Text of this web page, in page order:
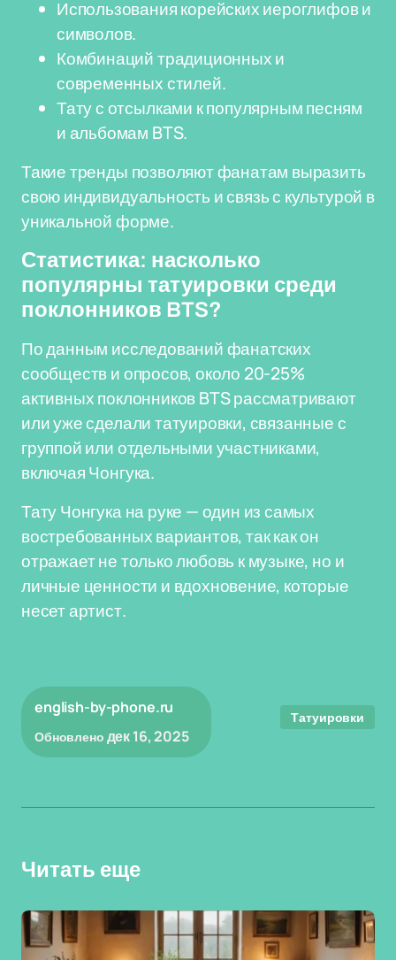
Использования корейских иероглифов и
символов.
Комбинаций традиционных и
современных стилей.
Тату с отсылками к популярным песням
и альбомам BTS.
Такие тренды позволяют фанатам выразить
свою индивидуальность и связь с культурой в
уникальной форме.
Статистика: насколько
популярны татуировки среди
поклонников BTS?
По данным исследований фанатских
сообществ и опросов, около 20-25%
активных поклонников BTS рассматривают
или уже сделали татуировки, связанные с
группой или отдельными участниками,
включая Чонгука.
Тату Чонгука на руке — один из самых
востребованных вариантов, так как он
отражает не только любовь к музыке, но и
личные ценности и вдохновение, которые
несет артист.
english-by-phone.ru
Обновлено дек 16, 2025
Татуировки
Читать еще